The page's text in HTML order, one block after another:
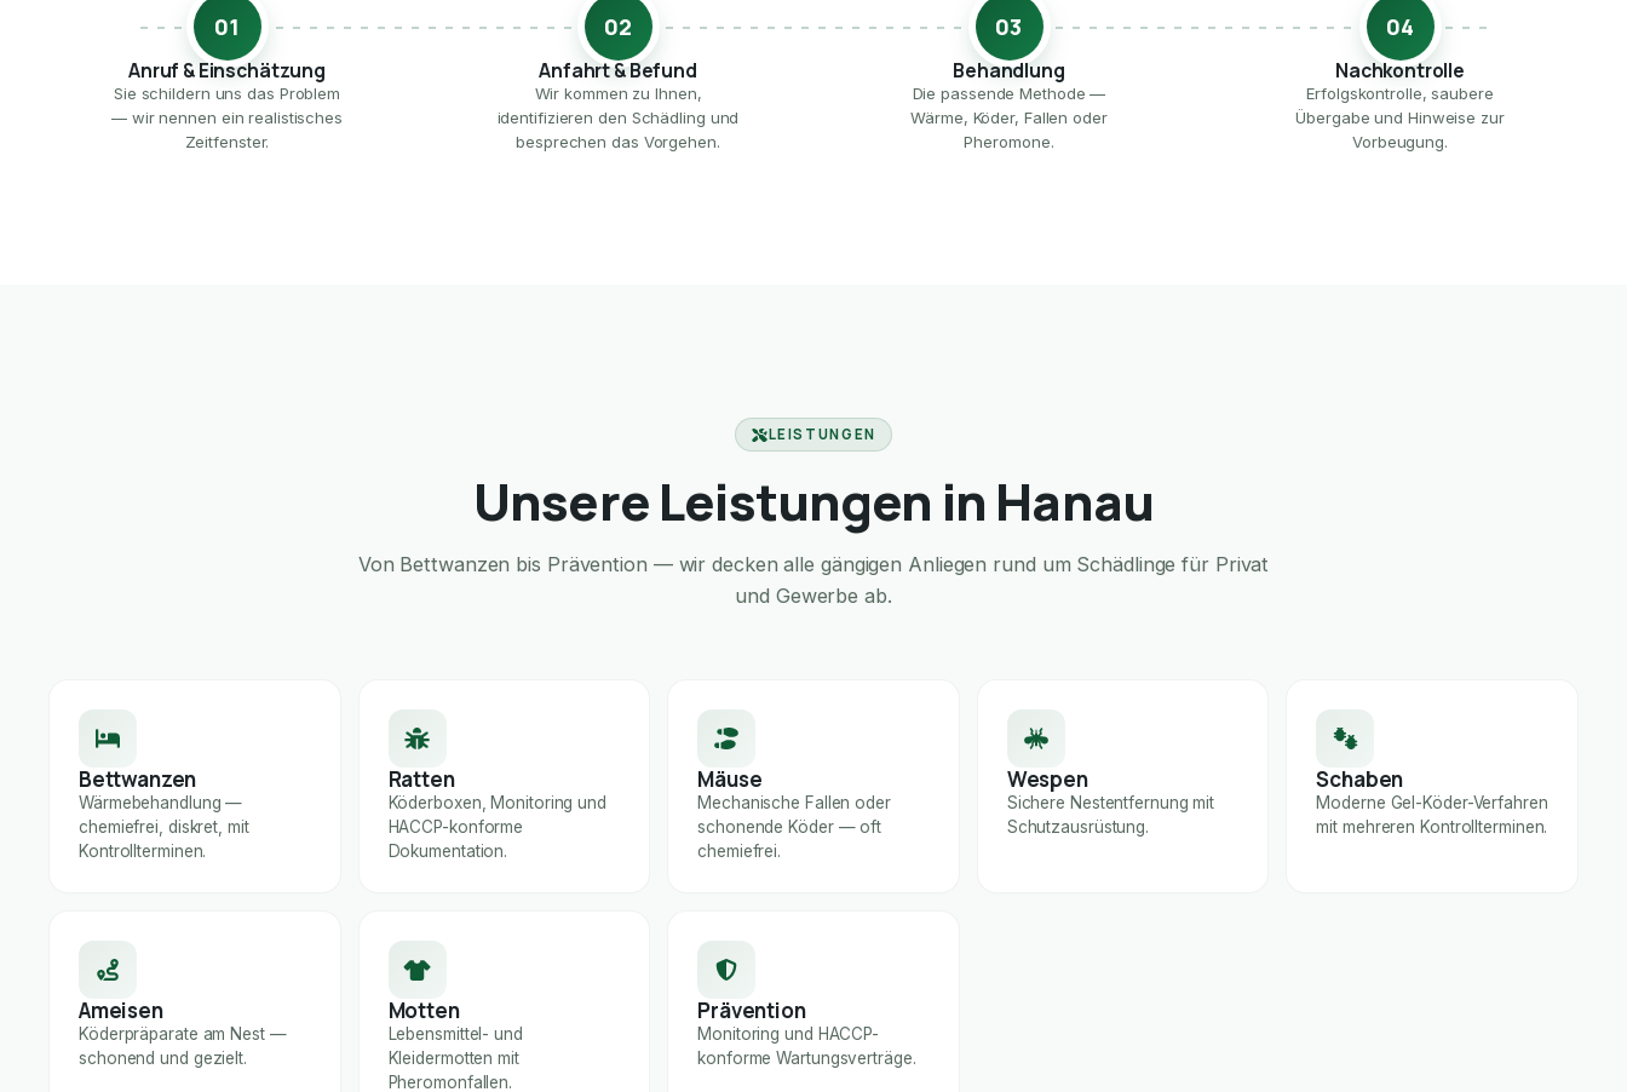
01
Anruf & Einschätzung
Sie schildern uns das Problem
— wir nennen ein realistisches
Zeitfenster.
02
Anfahrt & Befund
Wir kommen zu Ihnen,
identifizieren den Schädling und
besprechen das Vorgehen.
03
Behandlung
Die passende Methode —
Wärme, Köder, Fallen oder
Pheromone.
04
Nachkontrolle
Erfolgskontrolle, saubere
Übergabe und Hinweise zur
Vorbeugung.
LEISTUNGEN
Unsere Leistungen in Hanau
Von Bettwanzen bis Prävention — wir decken alle gängigen Anliegen rund um Schädlinge für Privat
und Gewerbe ab.
Bettwanzen
Wärmebehandlung —
chemiefrei, diskret, mit
Kontrollterminen.
Ratten
Köderboxen, Monitoring und
HACCP-konforme
Dokumentation.
Mäuse
Mechanische Fallen oder
schonende Köder — oft
chemiefrei.
Wespen
Sichere Nestentfernung mit
Schutzausrüstung.
Schaben
Moderne Gel-Köder-Verfahren
mit mehreren Kontrollterminen.
Ameisen
Köderpräparate am Nest —
schonend und gezielt.
Motten
Lebensmittel- und
Kleidermotten mit
Pheromonfallen.
Prävention
Monitoring und HACCP-
konforme Wartungsverträge.